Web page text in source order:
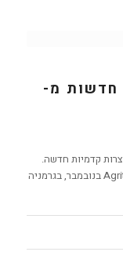
חדשות מ-
קדמיות חדשה.